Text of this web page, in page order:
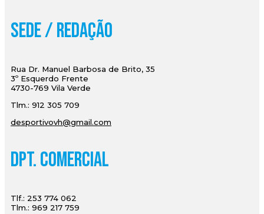
Sede / Redação
Rua Dr. Manuel Barbosa de Brito, 35
3º Esquerdo Frente
4730-769 Vila Verde
Tlm.: 912 305 709
desportivovh@gmail.com
Dpt. Comercial
Tlf.: 253 774 062
Tlm.: 969 217 759